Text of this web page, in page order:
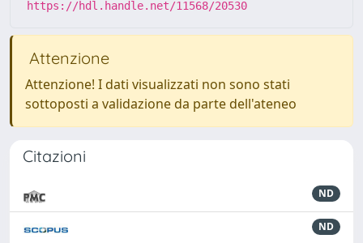
https://hdl.handle.net/11568/20530
Attenzione
Attenzione! I dati visualizzati non sono stati
sottoposti a validazione da parte dell'ateneo
Citazioni
ND
ND